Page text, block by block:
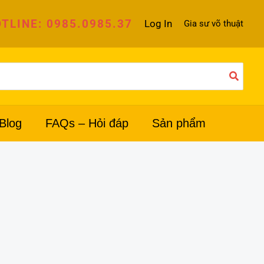
0985.0985.37 Log In Gia sư võ thuật
FAQs – Hỏi đáp Sản phẩm